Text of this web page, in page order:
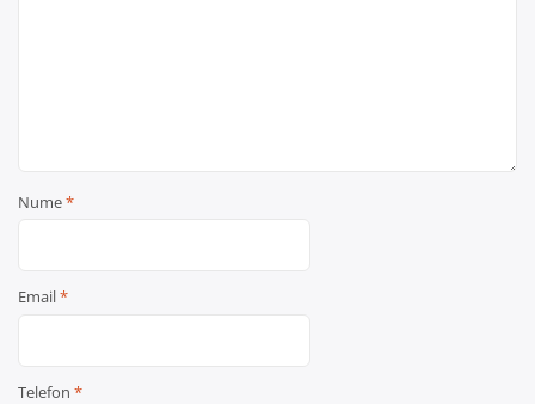
Nume*
Email*
Telefon *